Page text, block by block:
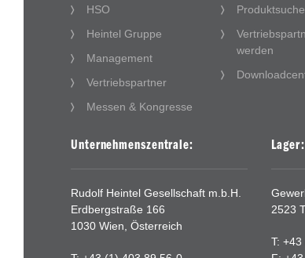
HSO
Heintel Gruppe
Management
Vertriebspartner
Messen & Kongresse
Produktsuche
werden
Unternehmenszentrale:
Rudolf Heintel Gesellschaft m.b.H.
Erdbergstraße 166
1030 Wien, Österreich
Lager:
2523
T: